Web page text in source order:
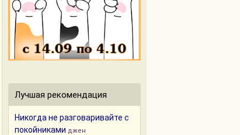
Лучшая рекомендация
Никогда не разговаривайте с
покойниками джен